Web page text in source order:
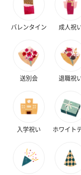
ダンボール装飾（ひま
わり）（720円）
紙袋
商品に合わせたサイズ
バレンタイン 成人祝
送別会 退職祝
入学祝い ホワイト